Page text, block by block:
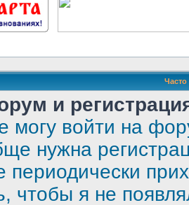
и
могу войти на
нужна
периодически
чтобы я не